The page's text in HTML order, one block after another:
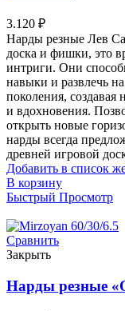
3.120 ₽
Нарды резные Лев
доска и фишки, это
интриги. Они
навыки и развлечь
поколения,
и вдохновения.
открыть новые
нарды всегда
древней игровой
Добавить в список
В корзину
Быстрый Просмотр
Сравнить
Закрыть
Нарды резные